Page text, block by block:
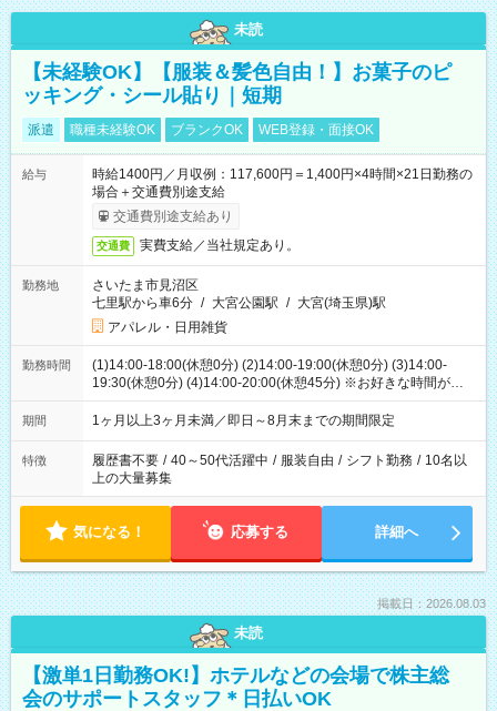
未読
【未経験OK】【服装＆髪色自由！】お菓子のピ
ッキング・シール貼り｜短期
派遣 職種未経験OK ブランクOK WEB登録・面接OK
給与
時給1400円／月収例：117,600円＝1,400円×4時間×21日勤務の
場合＋交通費別途支給
交通費別途支給あり
交通費 実費支給／当社規定あり。
勤務地
さいたま市見沼区
七里駅から車6分 / 大宮公園駅 / 大宮(埼玉県)駅
アパレル・日用雑貨
勤務時間
(1)14:00-18:00(休憩0分) (2)14:00-19:00(休憩0分) (3)14:00-
19:30(休憩0分) (4)14:00-20:00(休憩45分) ※お好きな時間が選べ
ます
期間 1ヶ月以上3ヶ月未満／即日～8月末までの期間限定
特徴 履歴書不要 / 40～50代活躍中 / 服装自由 / シフト勤務 / 10名以
上の大量募集
気になる！ 応募する 詳細へ
掲載日：2026.08.03
未読
【激単1日勤務OK!】ホテルなどの会場で株主総
会のサポートスタッフ＊日払いOK